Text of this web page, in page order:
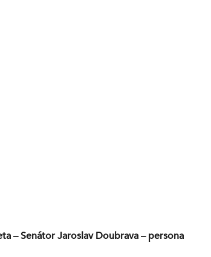
– Senátor Jaroslav Doubrava – persona